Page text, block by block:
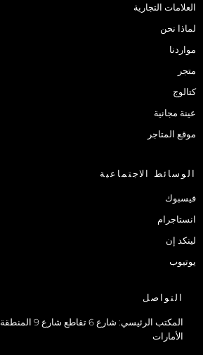
العلامات التجارية
لماذا نحن
مواردنا
متجر
كتالوج
عينة مجانية
موقع المتاجر
الوسائط الاجتماعية
فيسبوك
انستاجرام
لينكد إن
يوتيوب
التواصل
الأمارات